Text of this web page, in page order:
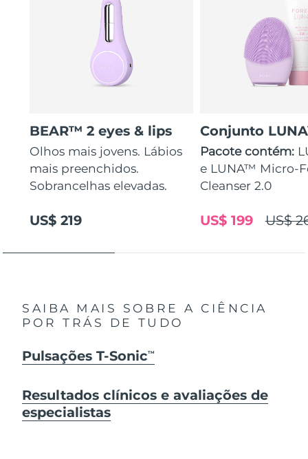
BEAR™ 2 eyes & lips
Olhos mais jovens. Lábios
mais preenchidos.
Sobrancelhas elevadas.
US$ 219
Conjunto
Pacote contém:
e LUNA™ Micro-
Cleanser 2.0
US$
US$ 199
SAIBA MAIS SOBRE A CIÊNCIA
POR TRÁS DE TUDO
Pulsações T-SonicTM
Resultados clínicos e avaliações de
especialistas